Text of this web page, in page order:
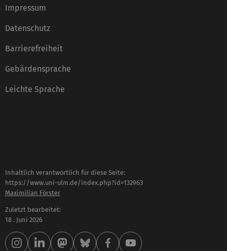
Impressum
Datenschutz
Barrierefreiheit
Gebärdensprache
Leichte Sprache
Inhaltlich verantwortlich für diese Seite:
https://www.uni-ulm.de/index.php?id=132963
Maximilian Förster
Zuletzt bearbeitet:
18 . Juni 2026